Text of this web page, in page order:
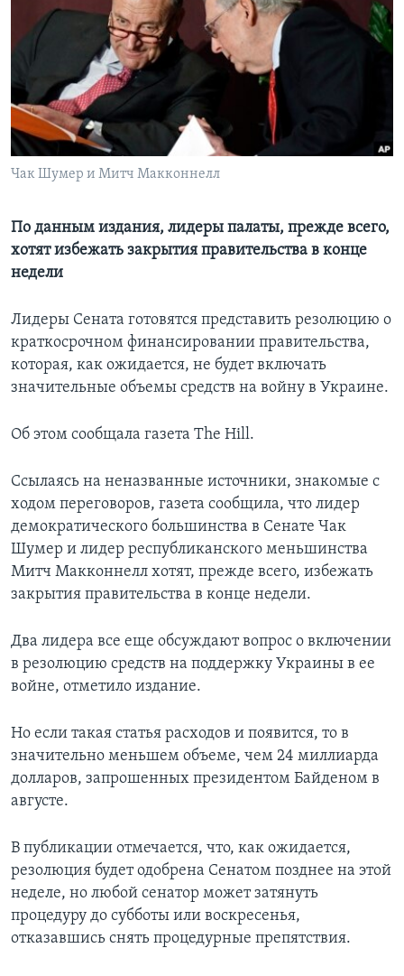
Learning English
СОЦИАЛЬНЫЕ СЕТИ
Языки
Чак Шумер и Митч Макконнелл
По данным издания, лидеры палаты, прежде всего,
хотят избежать закрытия правительства в конце
недели
Лидеры Сената готовятся представить резолюцию о
краткосрочном финансировании правительства,
которая, как ожидается, не будет включать
значительные объемы средств на войну в Украине.
Об этом сообщала газета The Hill.
Ссылаясь на неназванные источники, знакомые с
ходом переговоров, газета сообщила, что лидер
демократического большинства в Сенате Чак
Шумер и лидер республиканского меньшинства
Митч Макконнелл хотят, прежде всего, избежать
закрытия правительства в конце недели.
Два лидера все еще обсуждают вопрос о включении
в резолюцию средств на поддержку Украины в ее
войне, отметило издание.
Но если такая статья расходов и появится, то в
значительно меньшем объеме, чем 24 миллиарда
долларов, запрошенных президентом Байденом в
августе.
В публикации отмечается, что, как ожидается,
резолюция будет одобрена Сенатом позднее на этой
неделе, но любой сенатор может затянуть
процедуру до субботы или воскресенья,
отказавшись снять процедурные препятствия.